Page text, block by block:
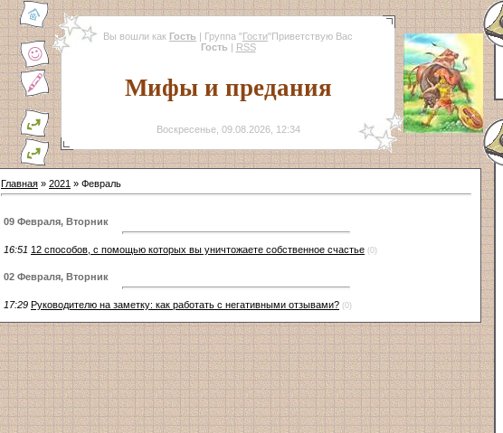
Вы вошли как Гость | Группа "Гости"Приветствую Вас
Гость | RSS
Мифы и предания
Воскресенье, 09.08.2026, 12:34
Главная » 2021 » Февраль
09 Февраля, Вторник
16:51 12 способов, с помощью которых вы уничтожаете собственное счастье (0)
02 Февраля, Вторник
17:29 Руководителю на заметку: как работать с негативными отзывами? (0)